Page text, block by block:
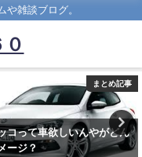
や雑談ブログ。
まとめ記事
】コロナで仕事と恋人を失
イ、車までも失ってしまう